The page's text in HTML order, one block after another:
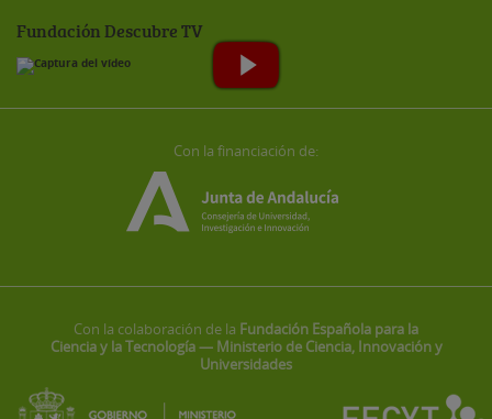
Fundación Descubre TV
Con la financiación de:
Con la colaboración de la Fundación Española para la
Ciencia y la Tecnología — Ministerio de Ciencia, Innovación y
Universidades